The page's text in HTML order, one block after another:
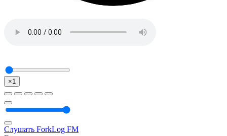
×1
Слушать ForkLog FM